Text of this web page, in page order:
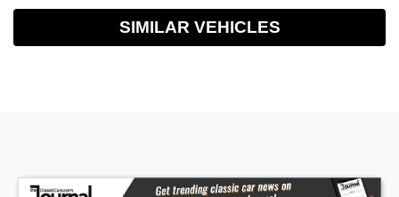
SIMILAR VEHICLES